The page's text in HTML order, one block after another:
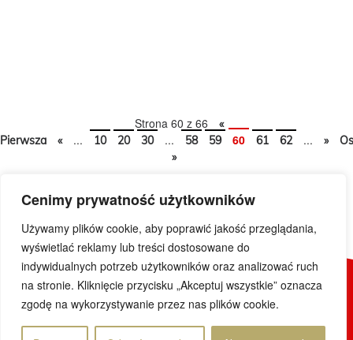
Cenimy prywatność użytkowników
Używamy plików cookie, aby poprawić jakość przeglądania,
wyświetlać reklamy lub treści dostosowane do
indywidualnych potrzeb użytkowników oraz analizować ruch
na stronie. Kliknięcie przycisku „Akceptuj wszystkie” oznacza
zgodę na wykorzystywanie przez nas plików cookie.
Strona 60 z 66
«
Pierwsza
« ... 10 20 30 ... 58 59 60 61 62 ... »
»
© 2019 DoWietnamu.pl. Wszelkie prawa zastrzeżone.
Projekt i realizacja